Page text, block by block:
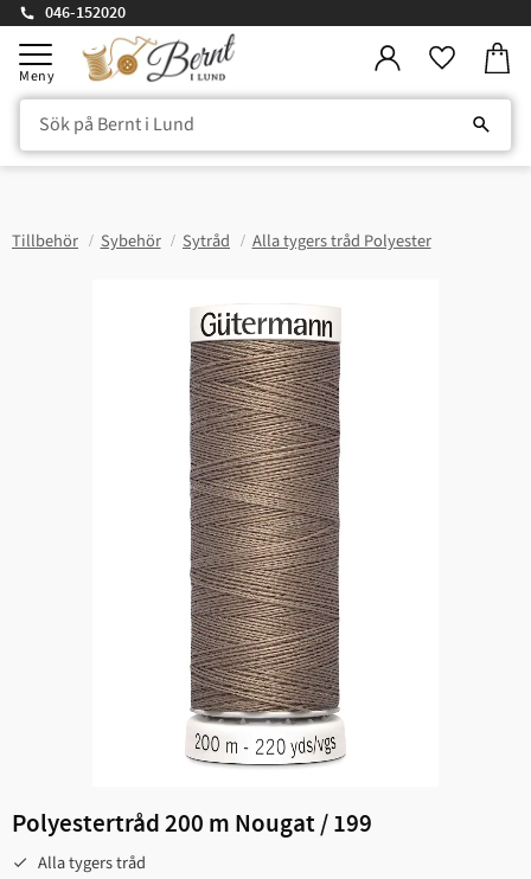
Meny
046-152020
Tillbehör Sybehör Sytråd Alla tygers tråd Polyester
Polyestertråd 200 m Nougat / 199
Alla tygers tråd